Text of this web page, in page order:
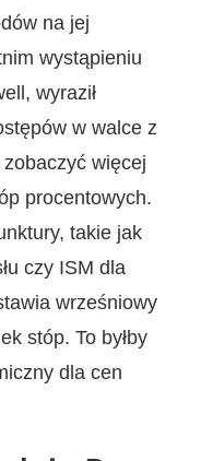
na jej
wystąpieniu
wyraził
w walce z
więcej
procentowych.
takie jak
czy ISM dla
wrześniowy
stóp. To byłby
dla cen